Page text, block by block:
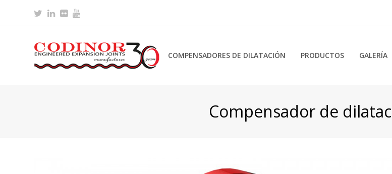
Twitter
LinkedIn
FlickrYoutube
COMPENSADORES DE DILATACIÓN PRODUCTOS GALERÍA
Compensador de